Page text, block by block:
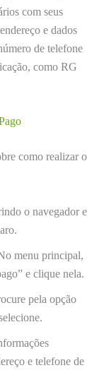
com seus
e dados
de telefone
como RG
como realizar o
o navegador e
menu principal,
e clique nela.
pela opção
e telefone de